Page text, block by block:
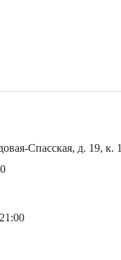
Спасская, д. 19, к. 1